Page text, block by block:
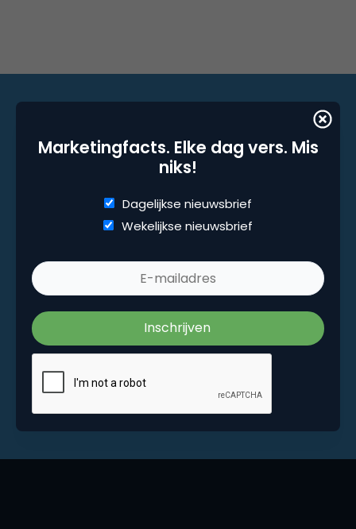
Marketingfacts. Elke dag vers. Mis
niks!
Dagelijkse nieuwsbrief
Wekelijkse nieuwsbrief
Marketingfacts. Elke dag vers. Mis niks!
Wekelijkse nieuwsbrief